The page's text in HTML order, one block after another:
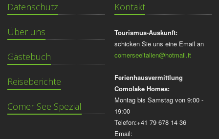
Datenschutz
Über uns
Gästebuch
Reiseberichte
Comer See Spezial
Kontakt
Tourismus-Auskunft:
schicken Sie uns eine Email an
comerseeitalien@hotmail.it
Ferienhausvermittlung
Comolake Homes:
Montag bis Samstag von 9:00 -
19:00
Telefon:+41 79 678 14 36
Email: